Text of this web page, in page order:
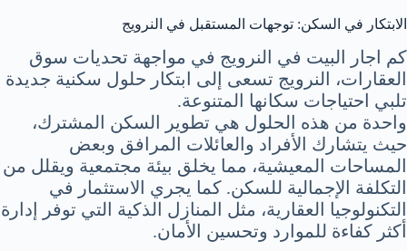
الابتكار في السكن: توجهات المستقبل في النرويج
كم اجار البيت في النرويج في مواجهة تحديات سوق
العقارات، النرويج تسعى إلى ابتكار حلول سكنية جديدة
تلبي احتياجات سكانها المتنوعة.
واحدة من هذه الحلول هي تطوير السكن المشترك،
حيث يتشارك الأفراد والعائلات المرافق وبعض
المساحات المعيشية، مما يخلق بيئة مجتمعية ويقلل من
التكلفة الإجمالية للسكن. كما يجري الاستثمار في
التكنولوجيا العقارية، مثل المنازل الذكية التي توفر إدارة
أكثر كفاءة للموارد وتحسين الأمان.